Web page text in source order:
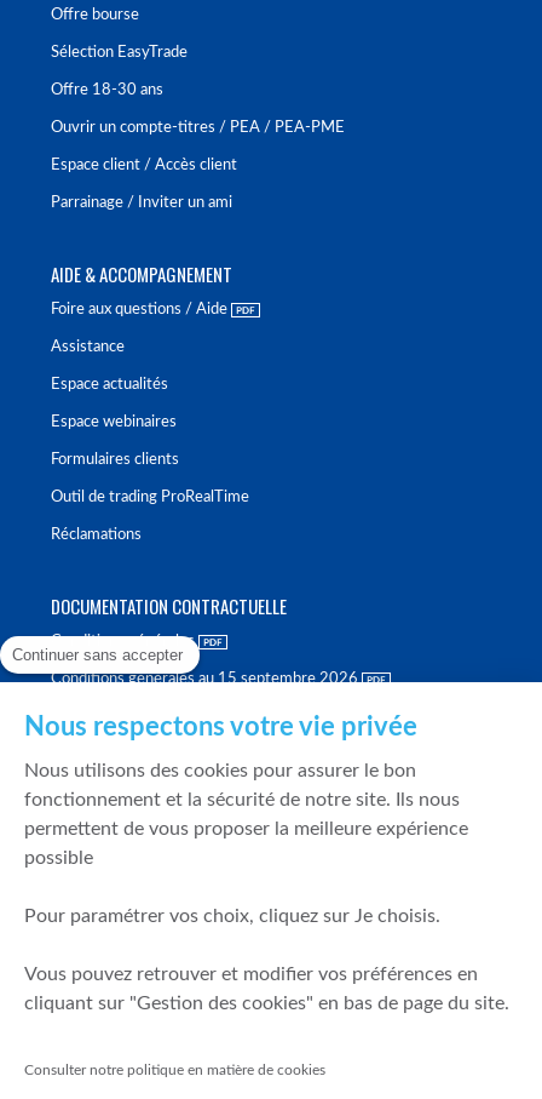
Offre bourse
Sélection EasyTrade
Offre 18-30 ans
Ouvrir un compte-titres / PEA / PEA-PME
Espace client / Accès client
Parrainage / Inviter un ami
AIDE & ACCOMPAGNEMENT
Foire aux questions / Aide
Assistance
Espace actualités
Espace webinaires
Formulaires clients
Outil de trading ProRealTime
Réclamations
DOCUMENTATION CONTRACTUELLE
Conditions générales
Conditions générales au 15 septembre 2026
Politique de meilleure sélection
Politique de durabilité
Fonds de garantie des dépôts et de résolution
Mentions légales
Prévention de la fraude
Continuer sans accepter
Nous respectons votre vie privée
Nous utilisons des cookies pour assurer le bon
fonctionnement et la sécurité de notre site. Ils nous
permettent de vous proposer la meilleure expérience
possible
Pour paramétrer vos choix, cliquez sur Je choisis.
Vous pouvez retrouver et modifier vos préférences en
cliquant sur "Gestion des cookies" en bas de page du site.
Consulter notre politique en matière de cookies